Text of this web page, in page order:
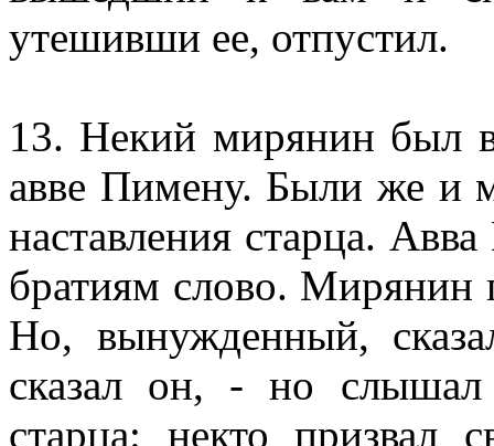
утешивши ее, отпустил.
13. Некий мирянин был
авве Пимену. Были же и
наставления старца.
братиям слово. Мирянин
Но, вынужденный,
сказал он, - но
старца: некто призвал